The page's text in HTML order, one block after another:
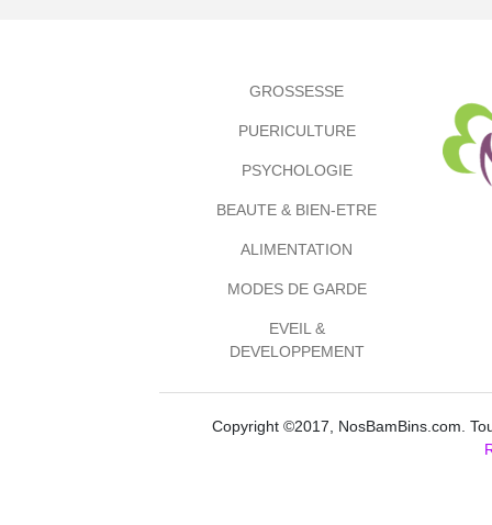
GROSSESSE
PUERICULTURE
PSYCHOLOGIE
BEAUTE & BIEN-ETRE
ALIMENTATION
MODES DE GARDE
EVEIL &
DEVELOPPEMENT
Copyright ©2017, NosBamBins.com.